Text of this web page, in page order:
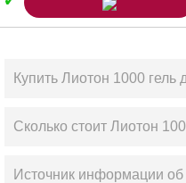
Купить Лиотон 1000
Сколько стоит Лиотон
Источник информации